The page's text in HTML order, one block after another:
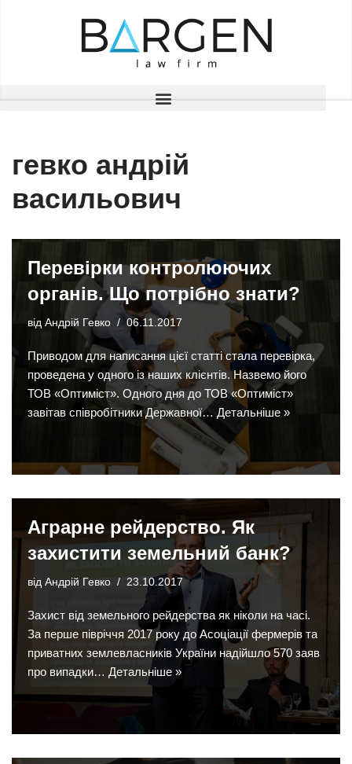
гевко андрій
васильович
Перевірки контролюючих
органів. Що потрібно знати?
від Андрій Гевко 06.11.2017
Приводом для написання цієї статті стала перевірка,
проведена у одного із наших клієнтів. Назвемо його
ТОВ «Оптиміст». Одного дня до ТОВ «Оптиміст»
завітав співробітники Державної… Детальніше »
Аграрне рейдерство. Як
захистити земельний банк?
від Андрій Гевко 23.10.2017
Захист від земельного рейдерства як ніколи на часі.
За перше півріччя 2017 року до Асоціації фермерів та
приватних землевласників України надійшло 570 заяв
про випадки… Детальніше »